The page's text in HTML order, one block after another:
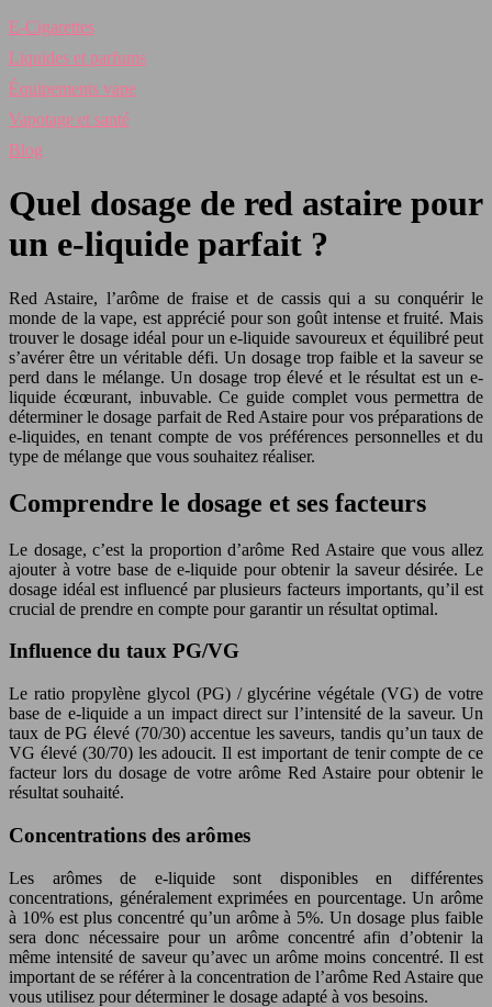
E-Cigarettes
Liquides et parfums
Équipements vape
Vapotage et santé
Blog
Quel dosage de red astaire pour
un e-liquide parfait ?
Red Astaire, l’arôme de fraise et de cassis qui a su conquérir le
monde de la vape, est apprécié pour son goût intense et fruité. Mais
trouver le dosage idéal pour un e-liquide savoureux et équilibré peut
s’avérer être un véritable défi. Un dosage trop faible et la saveur se
perd dans le mélange. Un dosage trop élevé et le résultat est un e-
liquide écœurant, inbuvable. Ce guide complet vous permettra de
déterminer le dosage parfait de Red Astaire pour vos préparations de
e-liquides, en tenant compte de vos préférences personnelles et du
type de mélange que vous souhaitez réaliser.
Comprendre le dosage et ses facteurs
Le dosage, c’est la proportion d’arôme Red Astaire que vous allez
ajouter à votre base de e-liquide pour obtenir la saveur désirée. Le
dosage idéal est influencé par plusieurs facteurs importants, qu’il est
crucial de prendre en compte pour garantir un résultat optimal.
Influence du taux PG/VG
Le ratio propylène glycol (PG) / glycérine végétale (VG) de votre
base de e-liquide a un impact direct sur l’intensité de la saveur. Un
taux de PG élevé (70/30) accentue les saveurs, tandis qu’un taux de
VG élevé (30/70) les adoucit. Il est important de tenir compte de ce
facteur lors du dosage de votre arôme Red Astaire pour obtenir le
résultat souhaité.
Concentrations des arômes
Les arômes de e-liquide sont disponibles en différentes
concentrations, généralement exprimées en pourcentage. Un arôme
à 10% est plus concentré qu’un arôme à 5%. Un dosage plus faible
sera donc nécessaire pour un arôme concentré afin d’obtenir la
même intensité de saveur qu’avec un arôme moins concentré. Il est
important de se référer à la concentration de l’arôme Red Astaire que
vous utilisez pour déterminer le dosage adapté à vos besoins.